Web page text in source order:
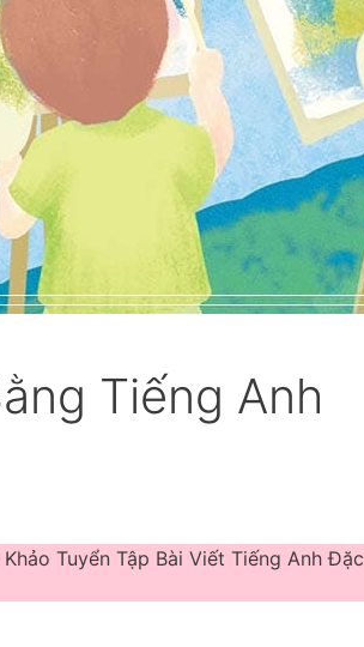
Tiếng Anh
Tuyển Tập Bài Viết Tiếng Anh Đặc